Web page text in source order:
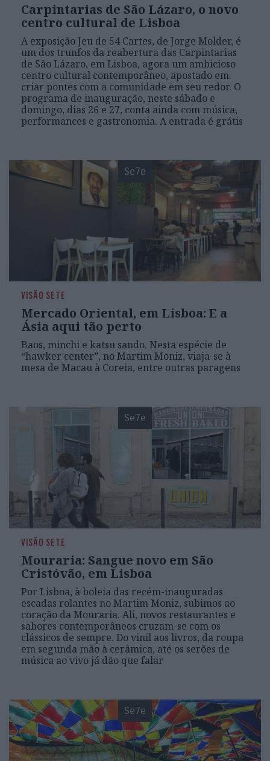
Carpintarias de São Lázaro, o novo
centro cultural de Lisboa
A exposição Jeu de 54 Cartes, de Jorge Molder, é
um dos trunfos da reabertura das Carpintarias
de São Lázaro, em Lisboa, agora um ambicioso
centro cultural contemporâneo, apostado em
criar pontes com a comunidade em seu redor. O
programa de inauguração, neste sábado e
domingo, dias 26 e 27, conta ainda com música,
performances e gastronomia. A entrada é grátis
Se7e
VISÃO SETE
Mercado Oriental, em Lisboa: E a
Ásia aqui tão perto
Baos, minchi e katsu sando. Nesta espécie de
“hawker center”, no Martim Moniz, viaja-se à
mesa de Macau à Coreia, entre outras paragens
Se7e
VISÃO SETE
Mouraria: Sangue novo em São
Cristóvão, em Lisboa
Por Lisboa, à boleia das recém-inauguradas
escadas rolantes no Martim Moniz, subimos ao
coração da Mouraria. Ali, novos restaurantes e
sabores contemporâneos cruzam-se com os
clássicos de sempre. Do vinil aos livros, da roupa
em segunda mão à cerâmica, até os serões de
música ao vivo já dão que falar
Se7e